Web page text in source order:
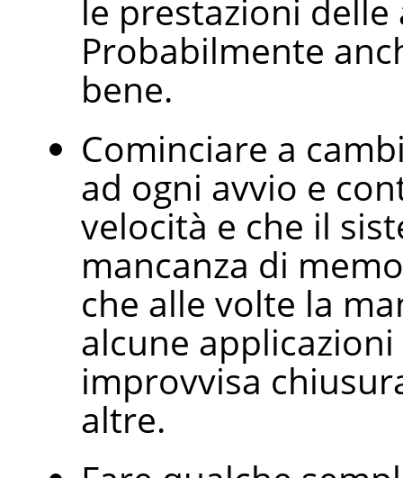
le prestazioni
Probabilmente
bene.
Cominciare a
ad ogni avvio e
velocità e che il
mancanza di
che alle volte la
alcune
improvvisa
altre.